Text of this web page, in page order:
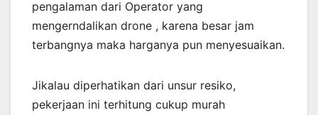
pengalaman dari Operator yang
mengerndalikan drone , karena besar jam
terbangnya maka harganya pun menyesuaikan.
Jikalau diperhatikan dari unsur resiko,
pekerjaan ini terhitung cukup murah